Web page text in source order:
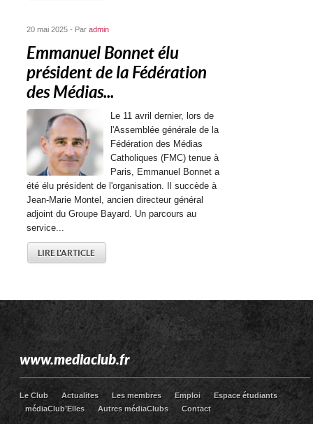
20 mai 2025 - Paradmin
Emmanuel Bonnet élu
président de la Fédération
des Médias...
Le 11 avril dernier, lors de
l'Assemblée générale de la
Fédération des Médias
Catholiques (FMC) tenue à
Paris, Emmanuel Bonnet a
été élu président de l'organisation. Il succède à
Jean-Marie Montel, ancien directeur général
adjoint du Groupe Bayard. Un parcours au
service...
LIRE L'ARTICLE
www.mediaclub.fr
Le Club Actualites Les membres Emploi
Espace étudiants
médiaClub’Elles
Autres médiaClubs Contact